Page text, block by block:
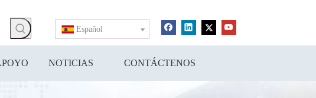
Español
NOTICIAS CONTÁCTENOS